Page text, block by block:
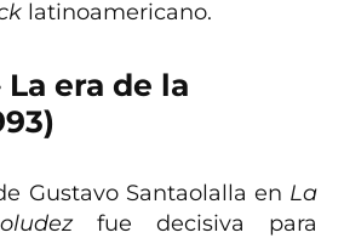
latinoamericano.
era de la
Gustavo Santaolalla en La
fue decisiva para